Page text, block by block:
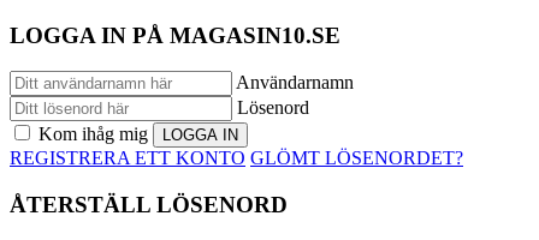
LOGGA IN PÅ MAGASIN10.SE
Användarnamn
Lösenord
Kom ihåg mig
REGISTRERA ETT KONTO GLÖMT LÖSENORDET?
ÅTERSTÄLL LÖSENORD